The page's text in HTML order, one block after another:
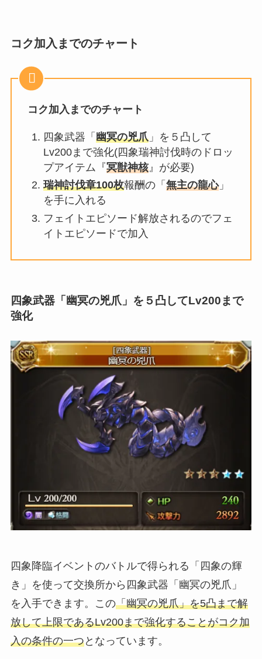
コク加入までのチャート
コク加入までのチャート
四象武器「 幽冥の兇爪」を５凸して
Lv200まで強化(四象瑞神討伐時のドロッ
プアイテム『冥獣神核』が必要)
瑞神討伐章100枚報酬の「 無主の龍心」
を手に入れる
フェイトエピソード解放されるのでフェ
イトエピソードで加入
四象武器「幽冥の兇爪」を５凸してLv200まで
強化
四象降臨イベントのバトルで得られる「四象の輝
き」を使って交換所から四象武器「幽冥の兇爪」
を入手できます。この「幽冥の兇爪」を5凸まで解
放して上限であるLv200まで強化することがコク加
入の条件の一つとなっています。